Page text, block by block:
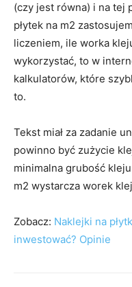
(czy jest równa) i na tej
płytek na m2
liczeniem, ile worka
wykorzystać, to w
kalkulatorów, które
to.
Tekst miał za zadanie
powinno być zużycie
minimalna grubość
m2 wystarcza worek
Zobacz: Naklejki na
inwestować? Opinie